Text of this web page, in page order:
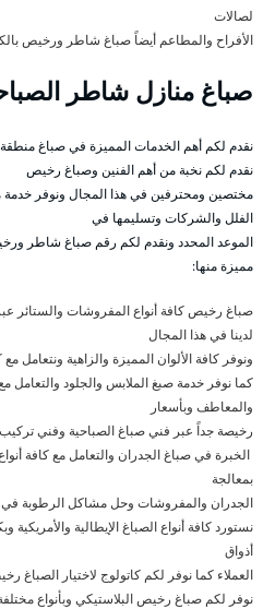
لصالات
الأفراح والمطاعم أيضاً صباغ شاطر ورخيص
صباغ منازل شاطر
نقدم لكم أهم الخدمات المميزة في صباغ
نقدم لكم نخبة من أهم الفنين وصباغ رخيص
مختصين ومحترفين في هذا المجال ونوفر خدمة
الفلل والشركات وتسليمها في
الموعد المحدد ونقدم لكم رقم صباغ شاطر
مميزة منها:
صباغ رخيص كافة أنواع المفروشات والستائر
لدينا في هذا المجال
ونوفر كافة الألوان المميزة والزاهية ونتعامل
كما نوفر خدمة صبغ الملابس والجلود والتعامل
والمعاطف وبأسعار
رخيصة جداً عبر فني صباغ الصباحية وفني
الخبرة في صباغ الجدران والتعامل مع كافة
بمعالجة
الجدران والمفروشات وحل مشاكل الرطوبة في
نستورد كافة أنواع الصباغ الإيطالية والأمريكية
أذواق
العملاء كما نوفر لكم كاتولوج لاختيار الصباغ
نوفر لكم صباغ رخيص البلاستيكي وبأنواع مختلفة